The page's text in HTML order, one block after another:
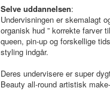
Selve uddannelsen:
Undervisningen er skemalagt
organisk hud ” korrekte farver
queen, pin-up og forskellige
styling indgår.
Deres undervisere er super
Beauty all-round artistisk